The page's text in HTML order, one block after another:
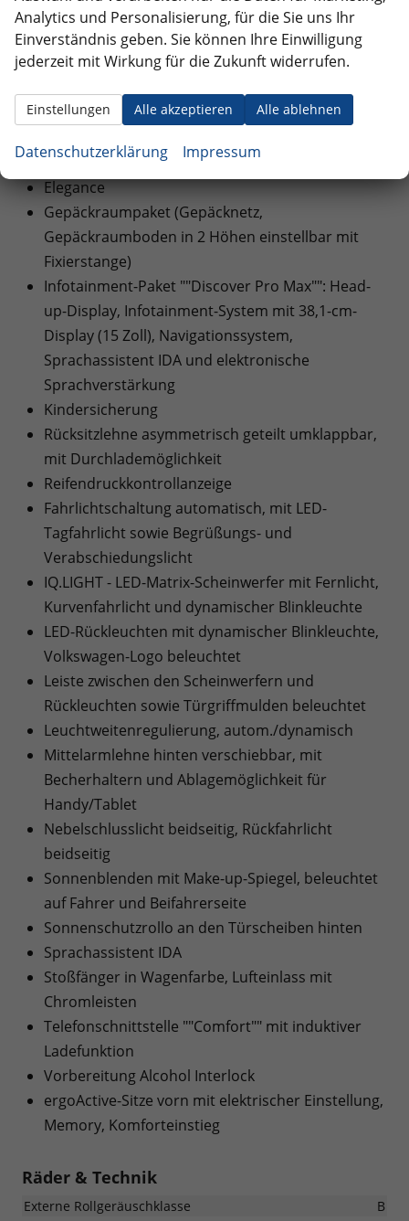
Aufmerksamkeits- und Müdigkeitswarnung
Außenspiegelgehäuse in Wagenfarbe
Heckklappe mit elektrischer Öffnung und
Dachreling
Entriegelung
Elegance
Gepäckraumpaket (Gepäcknetz,
Gepäckraumboden in 2 Höhen einstellbar mit
Fixierstange)
Infotainment-Paket ""Discover Pro Max"": Head-
up-Display, Infotainment-System mit 38,1-cm-
Display (15 Zoll), Navigationssystem,
Sprachassistent IDA und elektronische
Sprachverstärkung
Kindersicherung
Rücksitzlehne asymmetrisch geteilt umklappbar,
mit Durchlademöglichkeit
Reifendruckkontrollanzeige
Fahrlichtschaltung automatisch, mit LED-
Tagfahrlicht sowie Begrüßungs- und
Verabschiedungslicht
IQ.LIGHT - LED-Matrix-Scheinwerfer mit Fernlicht,
Kurvenfahrlicht und dynamischer Blinkleuchte
LED-Rückleuchten mit dynamischer Blinkleuchte,
Volkswagen-Logo beleuchtet
Leiste zwischen den Scheinwerfern und
Rückleuchten sowie Türgriffmulden beleuchtet
Leuchtweitenregulierung, autom./dynamisch
Mittelarmlehne hinten verschiebbar, mit
Becherhaltern und Ablagemöglichkeit für
Handy/Tablet
Nebelschlusslicht beidseitig, Rückfahrlicht
beidseitig
Sonnenblenden mit Make-up-Spiegel, beleuchtet
auf Fahrer und Beifahrerseite
Sonnenschutzrollo an den Türscheiben hinten
Sprachassistent IDA
Stoßfänger in Wagenfarbe, Lufteinlass mit
Chromleisten
Telefonschnittstelle ""Comfort"" mit induktiver
Ladefunktion
Vorbereitung Alcohol Interlock
ergoActive-Sitze vorn mit elektrischer Einstellung,
Memory, Komforteinstieg
Räder & Technik
Externe Rollgeräuschklasse
B
Analytics und Personalisierung, für die Sie uns Ihr
Einverständnis geben. Sie können Ihre Einwilligung
jederzeit mit Wirkung für die Zukunft widerrufen.
Alle akzeptieren Alle ablehnen
Einstellungen
Datenschutzerklärung Impressum